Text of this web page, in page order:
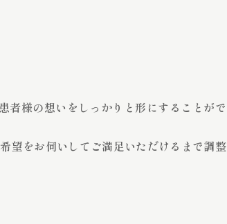
者様の想いをしっかりと形にすることがで
望をお伺いしてご満足いただけるまで調整